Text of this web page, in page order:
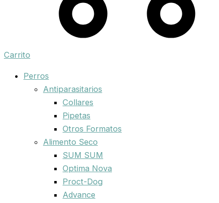
Carrito
Perros
Antiparasitarios
Collares
Pipetas
Otros Formatos
Alimento Seco
SUM SUM
Optima Nova
Proct-Dog
Advance